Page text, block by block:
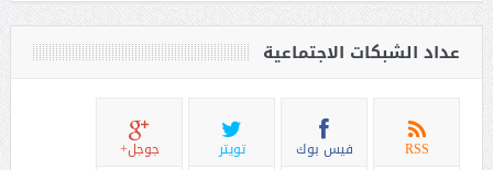
عداد الشبكات الاجتماعية
RSS فيس بوك تويتر جوجل+